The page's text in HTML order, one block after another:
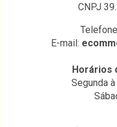
CNPJ
E-mail:
Horários
Segunda